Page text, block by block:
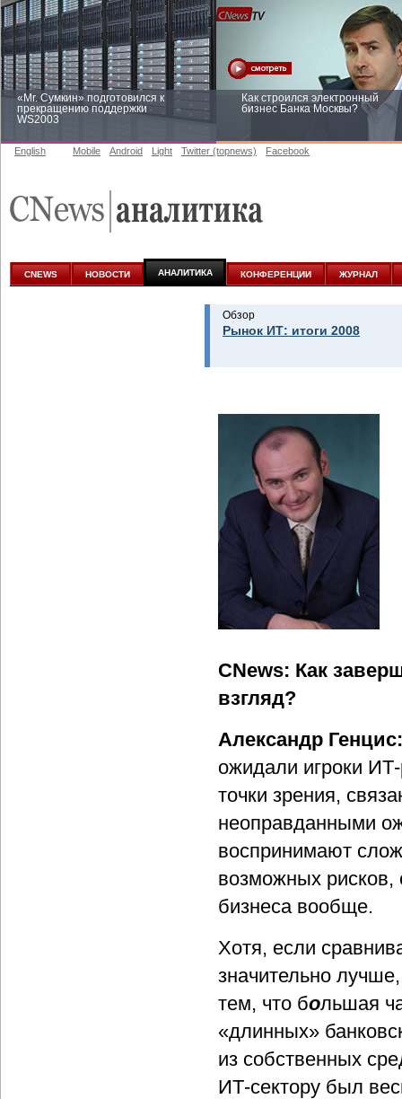
«Mr. Сумкин» подготовился к
прекращению поддержки
WS2003
Как строился электронный
бизнес Банка Москвы?
аналитике
English Mobile Android Light Twitter (topnews) Facebook
CNEWS НОВОСТИ АНАЛИТИКА КОНФЕРЕНЦИИ ЖУРНАЛ
Обзор
Рынок ИТ: итоги 2008
CNews: Как
взгляд?
Александр Генцис:
ожидали игроки
точки зрения,
неоправданными
воспринимают
возможных
бизнеса вообще.
Хотя, если
значительно
тем, что большая
«длинных»
из собственных
ИТ-сектору был